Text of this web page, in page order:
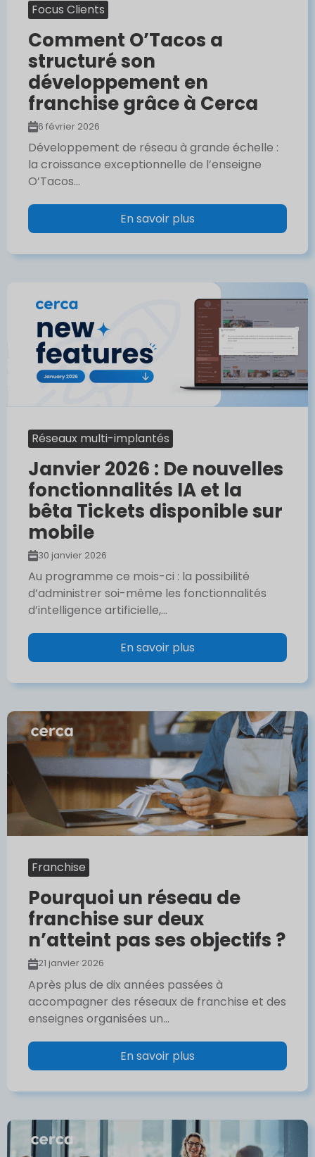
Focus Clients
Comment O’Tacos a
structuré son
développement en
franchise grâce à Cerca
6 février 2026
Développement de réseau à grande échelle :
la croissance exceptionnelle de l’enseigne
O’Tacos...
En savoir plus
Réseaux multi-implantés
Janvier 2026 : De nouvelles
fonctionnalités IA et la
bêta Tickets disponible sur
mobile
30 janvier 2026
Au programme ce mois-ci : la possibilité
d’administrer soi-même les fonctionnalités
d’intelligence artificielle,...
En savoir plus
Franchise
Pourquoi un réseau de
franchise sur deux
n’atteint pas ses objectifs ?
21 janvier 2026
Après plus de dix années passées à
accompagner des réseaux de franchise et des
enseignes organisées un...
En savoir plus